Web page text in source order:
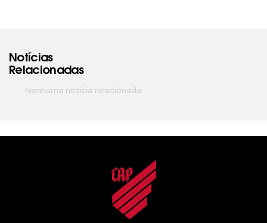
Notícias
Relacionadas
Nenhuma notícia relacionada